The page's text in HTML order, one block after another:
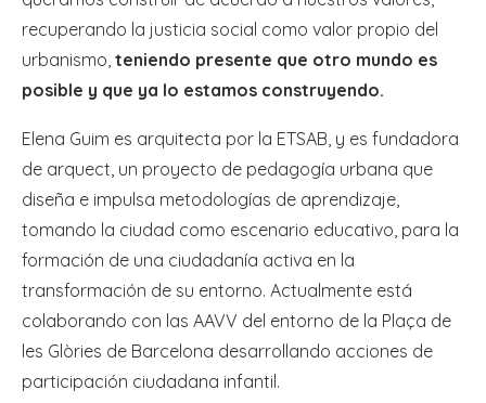
recuperando la justicia social como valor propio del
urbanismo, teniendo presente que otro mundo es
posible y que ya lo estamos construyendo.
Elena Guim es arquitecta por la ETSAB, y es fundadora
de arquect, un proyecto de pedagogía urbana que
diseña e impulsa metodologías de aprendizaje,
tomando la ciudad como escenario educativo, para la
formación de una ciudadanía activa en la
transformación de su entorno. Actualmente está
colaborando con las AAVV del entorno de la Plaça de
les Glòries de Barcelona desarrollando acciones de
participación ciudadana infantil.